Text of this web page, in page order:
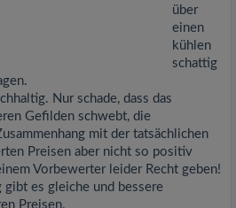
über
einen
kühlen
schattig
Nur schade, dass das
Gefilden schwebt, die
mit der tatsächlichen
Preisen aber nicht so positiv
Vorbewerter leider Recht geben!
gibt es gleiche und bessere
Preisen.